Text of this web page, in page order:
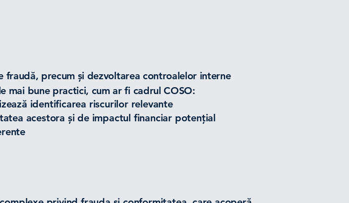
precum și dezvoltarea controalelor interne
mai bune practici, cum ar fi cadrul COSO:
identificarea riscurilor relevante
acestora și de impactul financiar potențial